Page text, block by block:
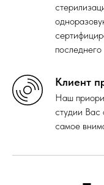
Клиент
Наш
студии
самое